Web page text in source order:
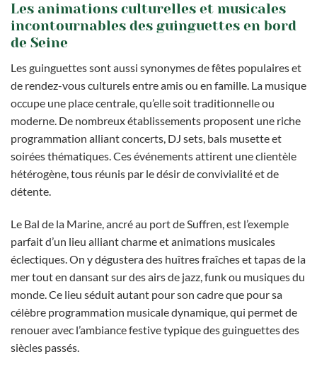
Les animations culturelles et musicales
incontournables des guinguettes en bord
de Seine
Les guinguettes sont aussi synonymes de fêtes populaires et
de rendez-vous culturels entre amis ou en famille. La musique
occupe une place centrale, qu’elle soit traditionnelle ou
moderne. De nombreux établissements proposent une riche
programmation alliant concerts, DJ sets, bals musette et
soirées thématiques. Ces événements attirent une clientèle
hétérogène, tous réunis par le désir de convivialité et de
détente.
Le Bal de la Marine, ancré au port de Suffren, est l’exemple
parfait d’un lieu alliant charme et animations musicales
éclectiques. On y dégustera des huîtres fraîches et tapas de la
mer tout en dansant sur des airs de jazz, funk ou musiques du
monde. Ce lieu séduit autant pour son cadre que pour sa
célèbre programmation musicale dynamique, qui permet de
renouer avec l’ambiance festive typique des guinguettes des
siècles passés.